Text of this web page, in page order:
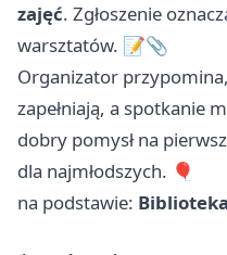
zajęć. Zgłoszenie
warsztatów. 📝📎
Organizator
zapełniają, a spotkanie
dobry pomysł na
dla najmłodszych. 🎈
na podstawie: